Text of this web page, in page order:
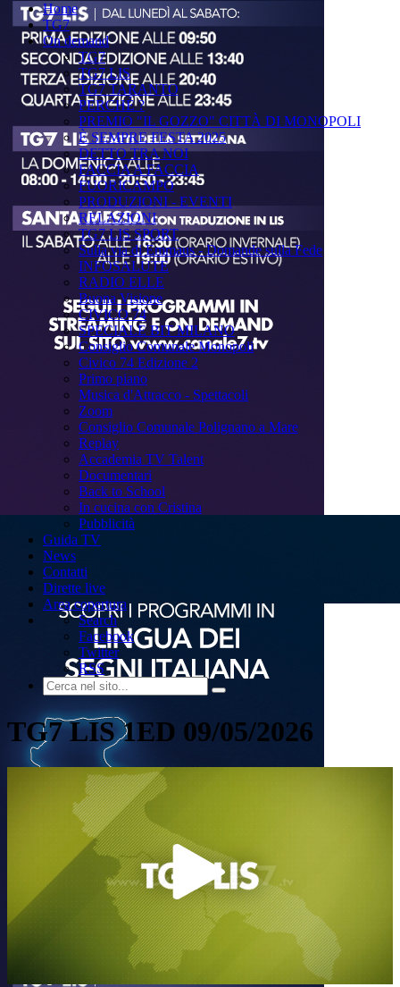
Home
TG7
On demand
TG7
TG7 LIS
TG7 TARANTO
PERCHÉ ?
PREMIO "IL GOZZO" CITTÀ DI MONOPOLI
È SEMPRE FESTA 2025
DETTO TRA NOI
FACCIA A FACCIA
FUORICAMPO
PRODUZIONI - EVENTI
RELAZIONI
TG7 LIS SPORT
Sulla via di Emmaus - Domande sulla Fede
INFOSALUTE
RADIO ELLE
Buona Visione
CIVICO 74
SPECIALE BIT MILANO
Consiglio Comunale Monopoli
Civico 74 Edizione 2
Primo piano
Musica d'Attracco - Spettacoli
Zoom
Consiglio Comunale Polignano a Mare
Replay
Accademia TV Talent
Documentari
Back to School
In cucina con Cristina
Pubblicità
Guida TV
News
Contatti
Dirette live
Area copertura
Search
Facebook
Twitter
RSS
TG7 LIS 1ED 09/05/2026
Play
Video